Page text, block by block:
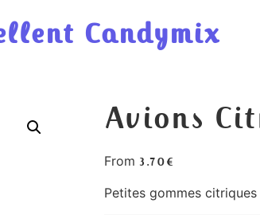
Candymix
Avions
From 3.70€
Petites gommes